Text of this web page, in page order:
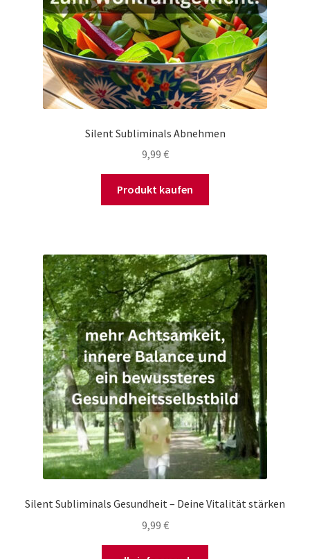
Silent Subliminals Abnehmen
9,99 €
Produkt kaufen
Silent Subliminals Gesundheit – Deine Vitalität stärken
9,99 €